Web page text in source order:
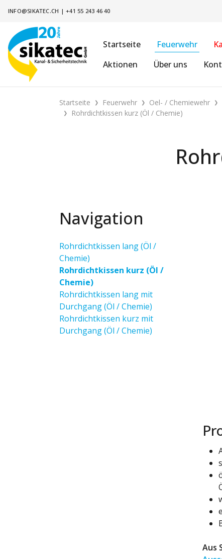
INFO@SIKATEC.CH |+41 55 243 46 40
Startseite Feuerwehr
Aktionen
Über uns
Startseite Feuerwehr Oel- / Chemiewehr
Rohrdichtkissen kurz (Öl / Chemie)
Navigation
Rohrdichtkissen lang (Öl /
Chemie)
Rohrdichtkissen kurz (Öl /
Chemie)
Rohrdichtkissen lang mit
Durchgang (Öl / Chemie)
Rohrdichtkissen kurz mit
Durchgang (Öl / Chemie)
Aus